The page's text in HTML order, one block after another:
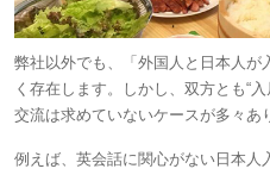
弊社以外でも、「外国人と日本人が
く存在します。しかし、双方とも“
交流は求めていないケースが多々あ
例えば、英会話に関心がない日本人